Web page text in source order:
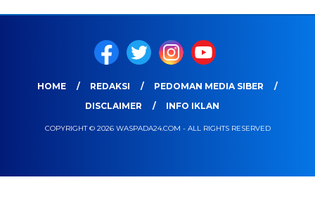
HOME REDAKSI
PEDOMAN MEDIA SIBER
DISCLAIMER
INFO IKLAN
COPYRIGHT © 2026 WASPADA24.COM - ALL RIGHTS RESERVED